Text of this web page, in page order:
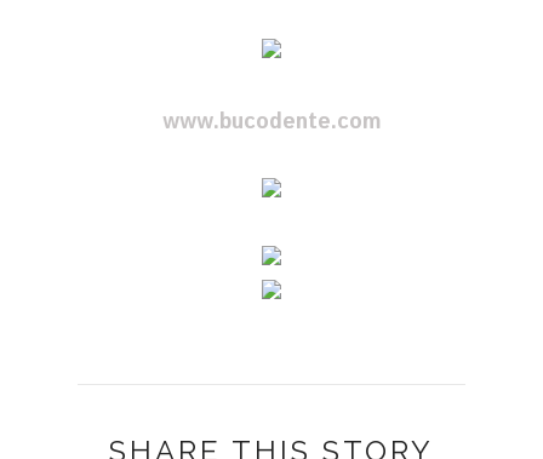
www.bucodente.com
SHARE THIS STORY